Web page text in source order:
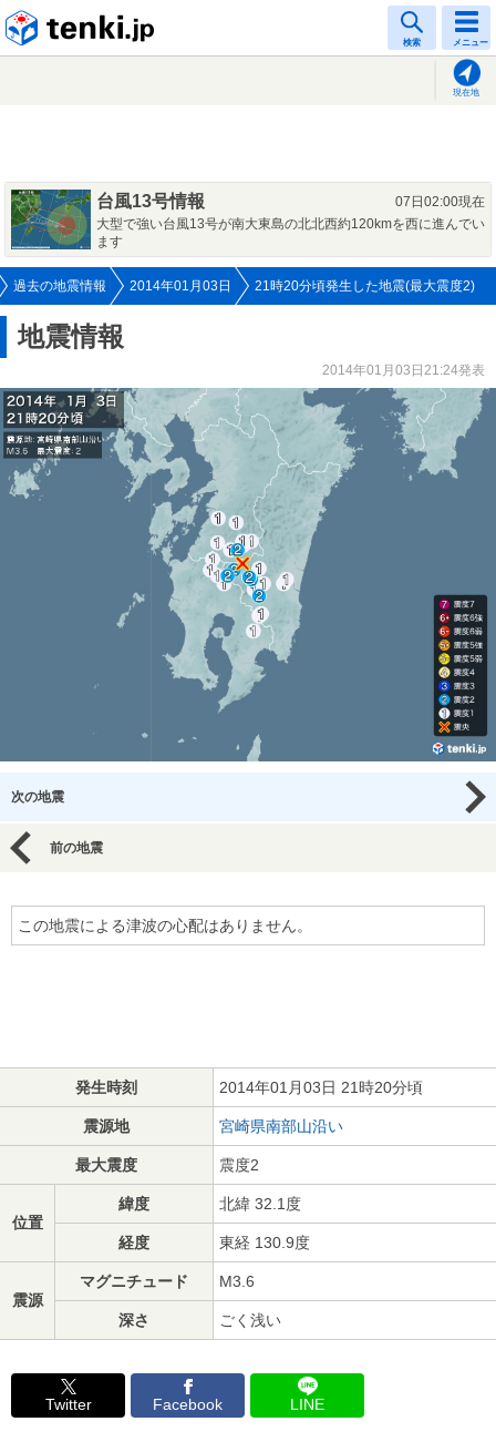
検索 メニュー
現在地
台風13号情報
07日02:00現在
大型で強い台風13号が南大東島の北北西約120kmを西に進んでい
ます
過去の地震情報 2014年01月03日 21時20分頃発生した地震(最大震度2)
地震情報
2014年01月03日21:24発表
次の地震
前の地震
この地震による津波の心配はありません。
発生時刻 2014年01月03日 21時20分頃
震源地 宮崎県南部山沿い
最大震度 震度2
位置
緯度 北緯 32.1度
経度 東経 130.9度
震源
マグニチュード M3.6
深さ ごく浅い
Twitter Facebook LINE